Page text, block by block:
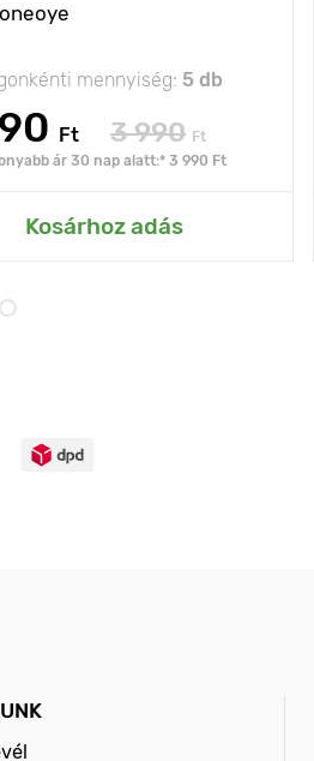
mennyiség: 5 db
Ft 3 990 Ft
ár 30 nap alatt:* 3 990 Ft
Kosárhoz adás